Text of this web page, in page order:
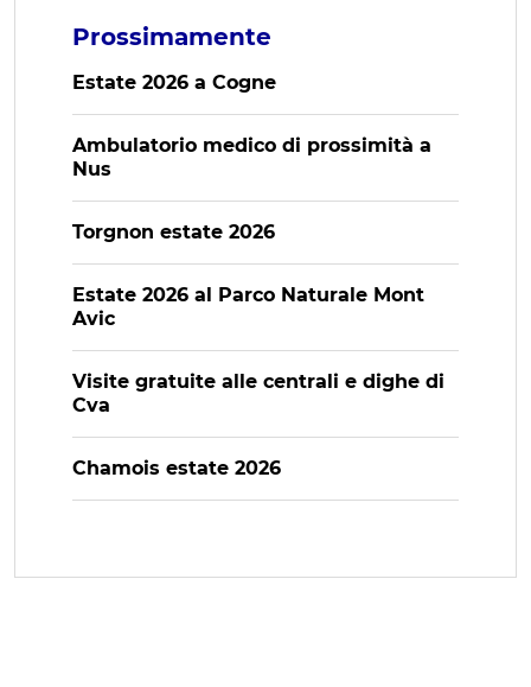
Prossimamente
Estate 2026 a Cogne
Ambulatorio medico di prossimità a
Nus
Torgnon estate 2026
Estate 2026 al Parco Naturale Mont
Avic
Visite gratuite alle centrali e dighe di
Cva
Chamois estate 2026